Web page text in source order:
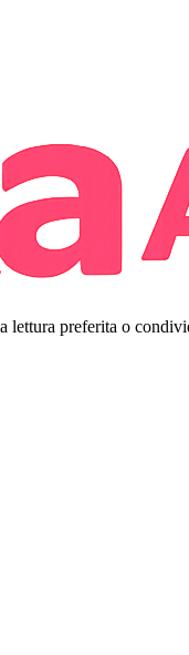
lettura preferita o